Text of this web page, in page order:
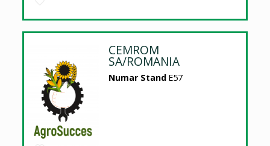
CEMROM
SA/ROMANIA
Numar Stand E57